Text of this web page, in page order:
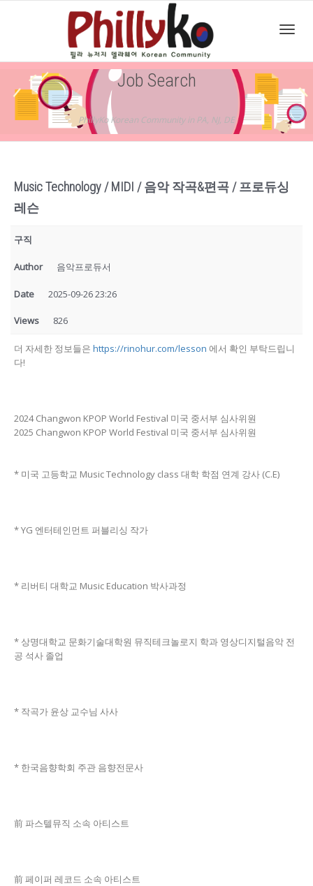
Job Search
PhillyKo Korean Community in PA, NJ, DE
Music Technology / MIDI / 음악 작곡&편곡 / 프로듀싱
레슨
구직
Author 음악프로듀서
Date 2025-09-26 23:26
Views 826
더 자세한 정보들은 https://rinohur.com/lesson 에서 확인 부탁드립니
다!
2024 Changwon KPOP World Festival 미국 중서부 심사위원
2025 Changwon KPOP World Festival 미국 중서부 심사위원
* 미국 고등학교 Music Technology class 대학 학점 연계 강사 (C.E)
* YG 엔터테인먼트 퍼블리싱 작가
* 리버티 대학교 Music Education 박사과정
* 상명대학교 문화기술대학원 뮤직테크놀로지 학과 영상디지털음악 전
공 석사 졸업
* 작곡가 윤상 교수님 사사
* 한국음향학회 주관 음향전문사
前 파스텔뮤직 소속 아티스트
前 페이퍼 레코드 소속 아티스트